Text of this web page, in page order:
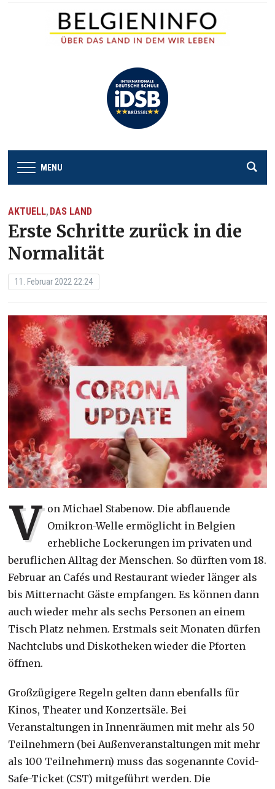
MENU
AKTUELL, DAS LAND
Erste Schritte zurück in die
Normalität
11. Februar 2022 22:24
V on Michael Stabenow. Die abflauende
Omikron-Welle ermöglicht in Belgien
erhebliche Lockerungen im privaten und
beruflichen Alltag der Menschen. So dürften vom 18.
Februar an Cafés und Restaurant wieder länger als
bis Mitternacht Gäste empfangen. Es können dann
auch wieder mehr als sechs Personen an einem
Tisch Platz nehmen. Erstmals seit Monaten dürfen
Nachtclubs und Diskotheken wieder die Pforten
öffnen.
Großzügigere Regeln gelten dann ebenfalls für
Kinos, Theater und Konzertsäle. Bei
Veranstaltungen in Innenräumen mit mehr als 50
Teilnehmern (bei Außenveranstaltungen mit mehr
als 100 Teilnehmern) muss das sogenannte Covid-
Safe-Ticket (CST) mitgeführt werden. Die